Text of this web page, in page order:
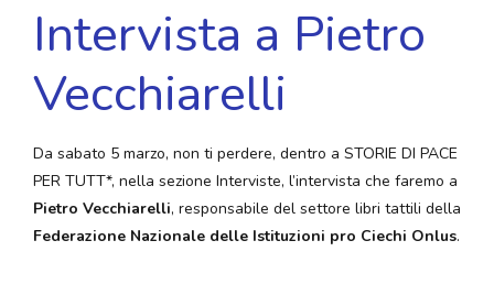
Intervista a Pietro
Vecchiarelli
Da sabato 5 marzo, non ti perdere, dentro a STORIE DI PACE
PER TUTT*, nella sezione Interviste, l’intervista che faremo a
Pietro Vecchiarelli, responsabile del settore libri tattili della
Federazione Nazionale delle Istituzioni pro Ciechi Onlus.